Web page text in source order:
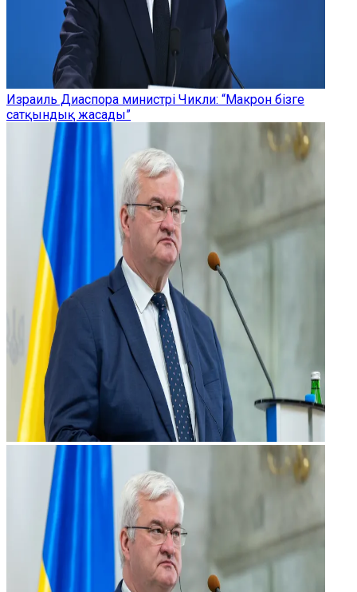
Израиль Диаспора министрі Чикли: “Макрон бізге
сатқындық жасады”